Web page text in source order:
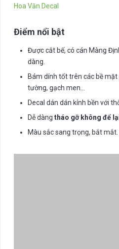
Hoa Văn Decal
Điểm nổi bật
Được cắt bế, có cán Màng
dàng.
Bám dính tốt trên các bề mặt
tường, gạch men…
Decal dán dán kính bền với
Dễ dàng tháo gỡ không để
Màu sắc sang trọng, bắt mắt.